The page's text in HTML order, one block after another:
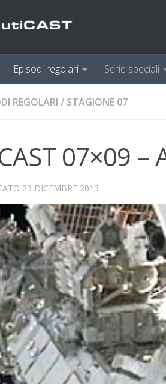
Episodi regolari Serie speciali
REGOLARI / STAGIONE 07
07×09
23 DICEMBRE 2013